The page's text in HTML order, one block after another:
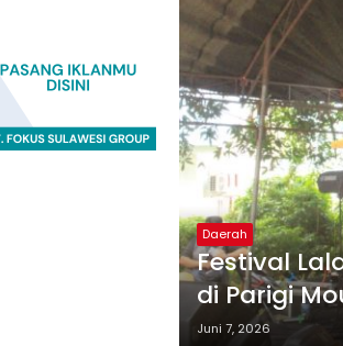
Daerah
Festival
di Parigi
Juni 7, 2026